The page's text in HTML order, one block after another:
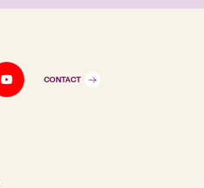
CONTACT